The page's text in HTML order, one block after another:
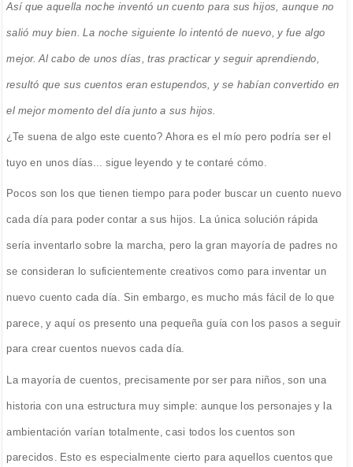
Así que aquella noche inventó un cuento para sus hijos, aunque no
salió muy bien. La noche siguiente lo intentó de nuevo, y fue algo
mejor. Al cabo de unos días, tras practicar y seguir aprendiendo,
resultó que sus cuentos eran estupendos, y se habían convertido en
el mejor momento del día junto a sus hijos.
¿Te suena de algo este cuento? Ahora es el mío pero podría ser el
tuyo en unos días... sigue leyendo y te contaré cómo.
Pocos son los que tienen tiempo para poder buscar un cuento nuevo
cada día para poder contar a sus hijos. La única solución rápida
sería inventarlo sobre la marcha, pero la gran mayoría de padres no
se consideran lo suficientemente creativos como para inventar un
nuevo cuento cada día. Sin embargo, es mucho más fácil de lo que
parece, y aquí os presento una pequeña guía con los pasos a seguir
para crear cuentos nuevos cada día.
La mayoría de cuentos, precisamente por ser para niños, son una
historia con una estructura muy simple: aunque los personajes y la
ambientación varían totalmente, casi todos los cuentos son
parecidos. Esto es especialmente cierto para aquellos cuentos que